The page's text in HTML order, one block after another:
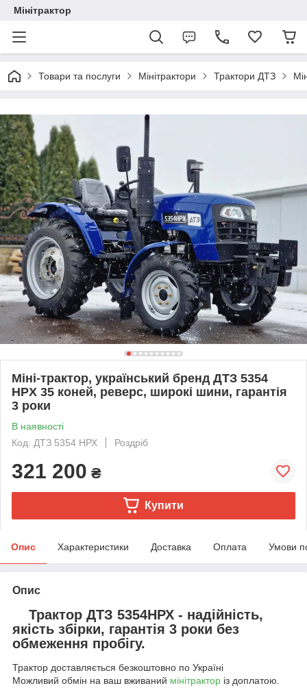
Мінітрактор
Товари та послуги Мінітрактори Трактори ДТЗ
Міні-трактор, український бренд ДТЗ 5354
HPX 35 коней, реверс, широкі шини, гарантія
3 роки
В наявності
Код: ДТЗ 5354 НРХ
Роздріб
321 200 ₴
Купити
Опис Характеристики Доставка Оплата Умови
Опис
Трактор ДТЗ 5354НРХ - надійність,
якість збірки, гарантія 3 роки без
обмеження пробігу.
Трактор доставляється безкоштовно по Україні
Можливий обмін на ваш вживаний мінітрактор із доплатою.